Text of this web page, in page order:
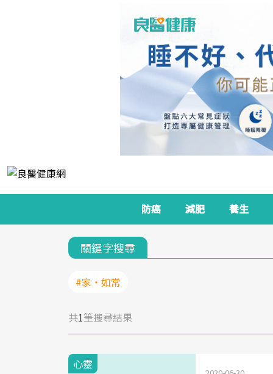
防癌 減肥 養生
關鍵字搜尋
#家‧如常
共1筆搜尋結果
心靈